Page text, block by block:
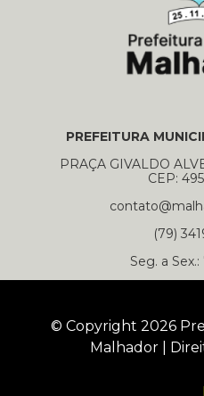
PREFEITURA
PRAÇA GIVALDO
CEP:
(79)
Seg. a
© Copyright 2026
Malhador |